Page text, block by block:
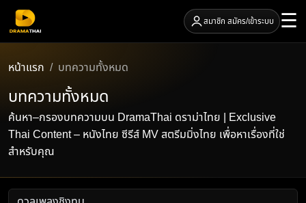
สมาชิก สมัคร/เข้าระบบ ☰
หน้าแรก บทความทั้งหมด
บทความทั้งหมด
ค้นหา–กรองบทความบน DramaThai ดราม่าไทย | Exclusive
Thai Content – หนังไทย ซีรีส์ MV สตรีมมิ่งไทย เพื่อหาเรื่องที่ใช่
สำหรับคุณ